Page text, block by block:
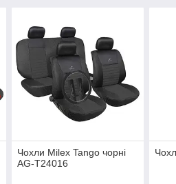
Чохли Milex Tango чорні
AG-T24016